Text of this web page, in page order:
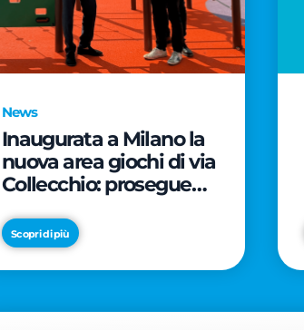
News
Inaugurata a Milano la
nuova area giochi di via
Collecchio: prosegue
SmartCityLife per gli
spazi pubblici del
Municipio 8
Scopri di più